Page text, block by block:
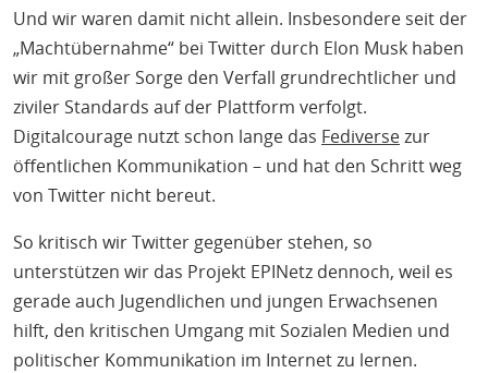
Und wir waren damit nicht allein. Insbesondere seit der
„Machtübernahme“ bei Twitter durch Elon Musk haben
wir mit großer Sorge den Verfall grundrechtlicher und
ziviler Standards auf der Plattform verfolgt.
Digitalcourage nutzt schon lange das Fediversezur
öffentlichen Kommunikation – und hat den Schritt weg
von Twitter nicht bereut.
So kritisch wir Twitter gegenüber stehen, so
unterstützen wir das Projekt EPINetz dennoch, weil es
gerade auch Jugendlichen und jungen Erwachsenen
hilft, den kritischen Umgang mit Sozialen Medien und
politischer Kommunikation im Internet zu lernen.